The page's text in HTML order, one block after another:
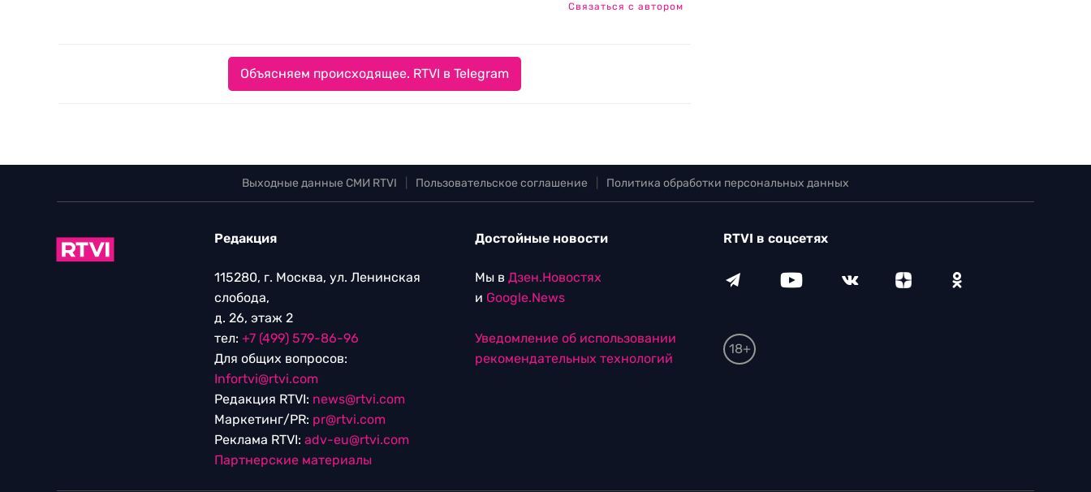
Связаться с автором
Объясняем происходящее. RTVI в Telegram
Выходные данные СМИ RTVI Пользовательское соглашение Политика обработки персональных данных
Редакция
115280, г. Москва, ул. Ленинская
слобода,
д. 26, этаж 2
тел: +7 (499) 579-86-96
Для общих вопросов:
Infortvi@rtvi.com
Редакция RTVI: news@rtvi.com
Маркетинг/PR: pr@rtvi.com
Реклама RTVI: adv-eu@rtvi.com
Партнерские материалы
Достойные новости
Мы в Дзен.Новостях
и Google.News
Уведомление об использовании
рекомендательных технологий
RTVI в соцсетях
18+